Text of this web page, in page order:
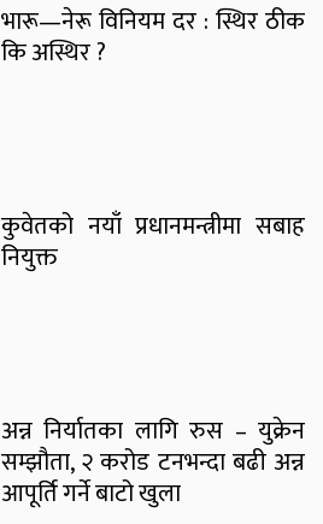
भारू—नेरू विनियम दर : स्थिर ठीक
कि अस्थिर ?
कुवेतको नयाँ प्रधानमन्त्रीमा सबाह
नियुक्त
अन्न निर्यातका लागि रुस – युक्रेन
सम्झौता, २ करोड टनभन्दा बढी अन्न
आपूर्ति गर्ने बाटो खुला